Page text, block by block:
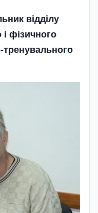
відділу
і фізичного
тренувального